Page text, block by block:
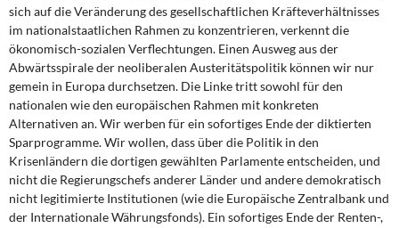
sich auf die Veränderung des gesellschaftlichen Kräfteverhältnisses
im nationalstaatlichen Rahmen zu konzentrieren, verkennt die
ökonomisch-sozialen Verflechtungen. Einen Ausweg aus der
Abwärtsspirale der neoliberalen Austeritätspolitik können wir nur
gemein in Europa durchsetzen. Die Linke tritt sowohl für den
nationalen wie den europäischen Rahmen mit konkreten
Alternativen an. Wir werben für ein sofortiges Ende der diktierten
Spar­programme. Wir wollen, dass über die Politik in den
Krisenländern die dortigen gewählten Parlamente entscheiden, und
nicht die Regierungschefs anderer Länder und andere demokratisch
nicht legitimierte Institutionen (wie die Europäische Zentralbank und
der Internationale Währungsfonds). Ein sofortiges Ende der Renten-,